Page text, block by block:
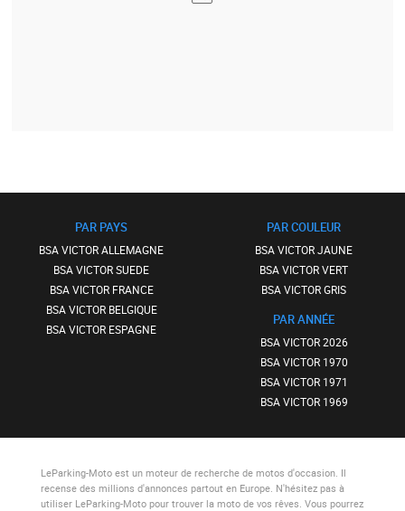
PAR PAYS
BSA VICTOR ALLEMAGNE
BSA VICTOR SUEDE
BSA VICTOR FRANCE
BSA VICTOR BELGIQUE
BSA VICTOR ESPAGNE
PAR COULEUR
BSA VICTOR JAUNE
BSA VICTOR VERT
BSA VICTOR GRIS
PAR ANNÉE
BSA VICTOR 2026
BSA VICTOR 1970
BSA VICTOR 1971
BSA VICTOR 1969
LeParking-Motoest un moteur de recherche de motos d'occasion. Il
recense des millions d'annonces partout en Europe. N'hésitez pas à
utiliser LeParking-Motopour trouver la moto de vos rêves. Vous pourrez